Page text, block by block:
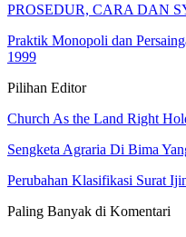
PROSEDUR, CARA DAN
Praktik Monopoli dan
1999
Pilihan Editor
Church As the Land Right
Sengketa Agraria Di Bima
Perubahan Klasifikasi Surat
Paling Banyak di Komentari